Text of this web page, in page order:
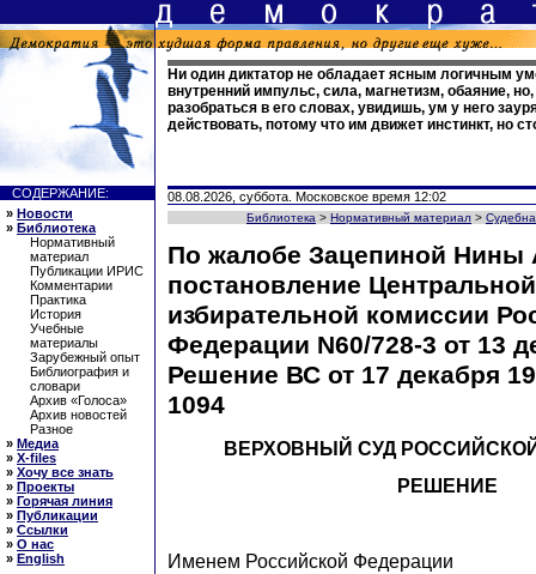
Ни один диктатор не обладает ясным логичным
внутренний импульс, сила, магнетизм, обаяние,
разобраться в его словах, увидишь, ум у него
действовать, потому что им движет инстинкт, но
СОДЕРЖАНИЕ:
» Новости
» Библиотека
Нормативный
материал
Публикации ИРИС
Комментарии
Практика
История
Учебные
материалы
Зарубежный опыт
Библиография и
словари
Архив «Голоса»
Архив новостей
Разное
» Медиа
» X-files
» Хочу все знать
» Проекты
» Горячая линия
» Публикации
» Ссылки
» О нас
» English
08.08.2026, суббота. Московское время 12:02
Библиотека > Нормативный материал >
По жалобе Зацепиной Нины
постановление Центральной
избирательной комиссии
Федерации N60/728-3 от 13
Решение ВС от 17 декабря
1094
ВЕРХОВНЫЙ СУД
РЕШЕНИЕ
Именем Российской Федерации